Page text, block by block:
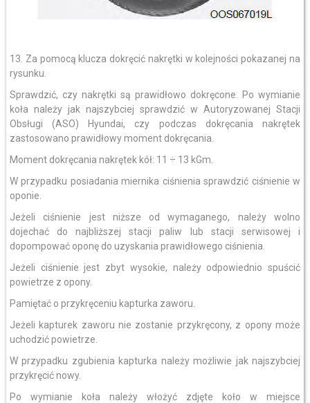
13. Za pomocą klucza dokręcić nakrętki w kolejności pokazanej na
rysunku.
Sprawdzić, czy nakrętki są prawidłowo dokręcone. Po wymianie
koła należy jak najszybciej sprawdzić w Autoryzowanej Stacji
Obsługi (ASO) Hyundai, czy podczas dokręcania nakrętek
zastosowano prawidłowy moment dokręcania.
Moment dokręcania nakrętek kół: 11 ÷ 13 kGm.
W przypadku posiadania miernika ciśnienia sprawdzić ciśnienie w
oponie.
Jeżeli ciśnienie jest niższe od wymaganego, należy wolno
dojechać do najbliższej stacji paliw lub stacji serwisowej i
dopompować oponę do uzyskania prawidłowego ciśnienia.
Jeżeli ciśnienie jest zbyt wysokie, należy odpowiednio spuścić
powietrze z opony.
Pamiętać o przykręceniu kapturka zaworu.
Jeżeli kapturek zaworu nie zostanie przykręcony, z opony może
uchodzić powietrze.
W przypadku zgubienia kapturka należy możliwie jak najszybciej
przykręcić nowy.
Po wymianie koła należy włożyć zdjęte koło w miejsce